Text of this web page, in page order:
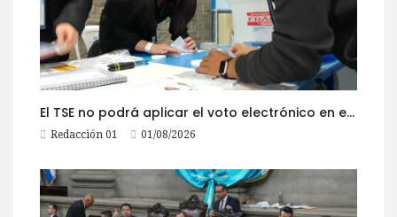
El TSE no podrá aplicar el voto electrónico en el extranjero, pese a la reciente actualización de su reglamento
Redacción 01 01/08/2026